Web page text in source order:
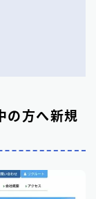
の方へ新規